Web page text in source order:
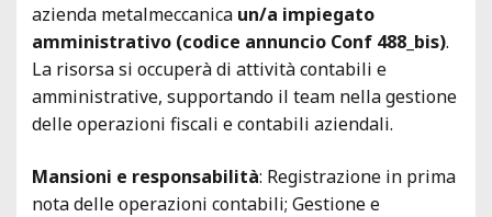
azienda metalmeccanica un/a impiegato
amministrativo (codice annuncio Conf 488_bis).
La risorsa si occuperà di attività contabili e
amministrative, supportando il team nella gestione
delle operazioni fiscali e contabili aziendali.
Mansioni e responsabilità: Registrazione in prima
nota delle operazioni contabili; Gestione e